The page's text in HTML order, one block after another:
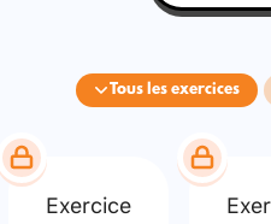
Tous les exercices
Exercice